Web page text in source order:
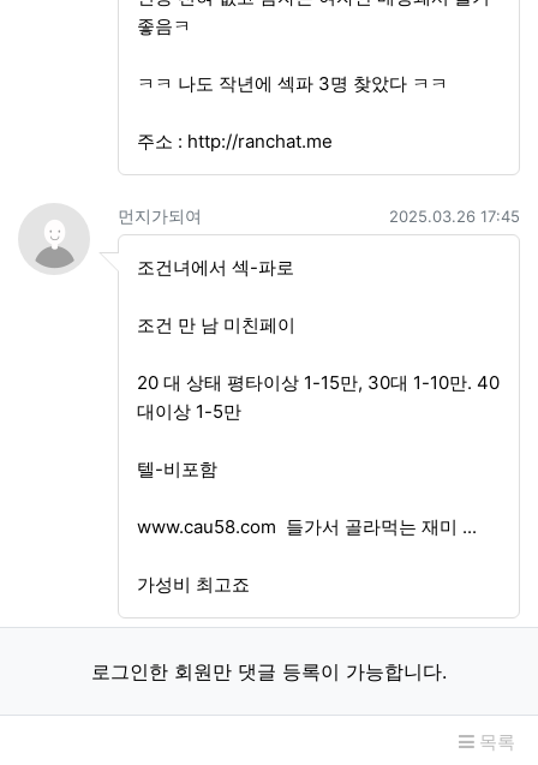
좋음ㅋ
ㅋㅋ 나도 작년에 섹파 3명 찾았다 ㅋㅋ
주소 : http://ranchat.me
먼지가되여님의 댓글
먼지가되여 작성일
2025.03.26 17:45
조건녀에서 섹-파로
조건 만 남 미친페이
20 대 상태 평타이상 1-15만, 30대 1-10만. 40
대이상 1-5만
텔-비포함
www.cau58.com 들가서 골라먹는 재미 ...
가성비 최고죠
로그인한 회원만 댓글 등록이 가능합니다.
목록